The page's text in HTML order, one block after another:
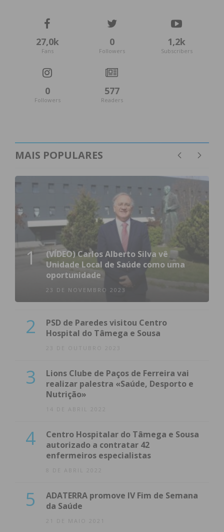
27,0k
Fans
0
Followers
1,2k
Subscribers
0
Followers
577
Readers
MAIS POPULARES
1
(VÍDEO) Carlos Alberto Silva vê
Unidade Local de Saúde como uma
oportunidade
23 DE NOVEMBRO 2023
2
PSD de Paredes visitou Centro
Hospital do Tâmega e Sousa
23 DE OUTUBRO 2023
3
Lions Clube de Paços de Ferreira vai
realizar palestra «Saúde, Desporto e
Nutrição»
14 DE ABRIL 2022
4
Centro Hospitalar do Tâmega e Sousa
autorizado a contratar 42
enfermeiros especialistas
8 DE ABRIL 2022
5
ADATERRA promove IV Fim de Semana
da Saúde
21 DE MAIO 2021